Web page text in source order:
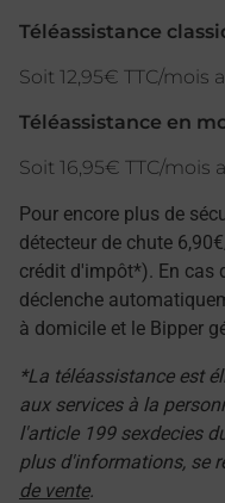
Téléassistance
Soit 12,95€ TTC/
Téléassistance en
Soit 16,95€ TTC/
Pour encore plus de
détecteur de chute
crédit d'impôt*). En cas
déclenche
à domicile et le Bipper
*La téléassistance est
aux services à la
l'article 199 sexdecies
plus d'informations, se
de vente.